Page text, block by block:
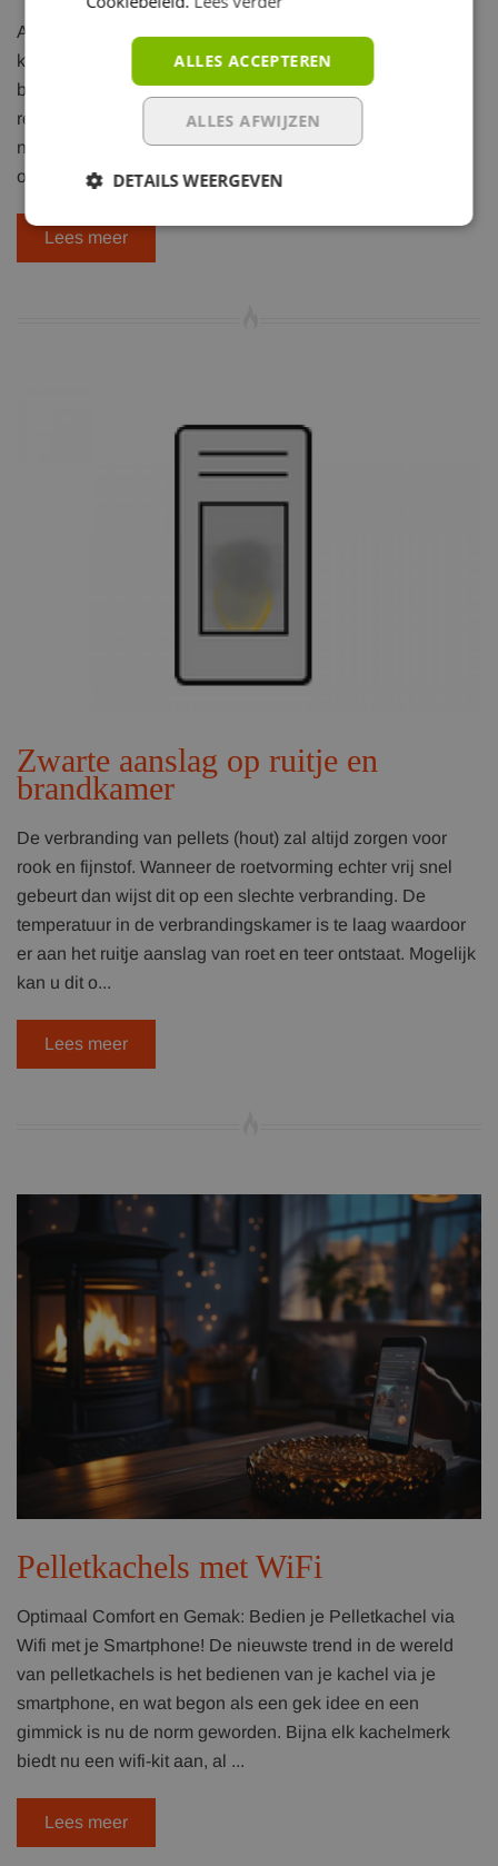
Af en toe krijgen we een bezorgde klant aan de lijn die
klaagt over hevige rookontwikkeling tijdens de eerste
branduren van een gloednieuwe kachel. Vertoont de
recente aanwinst nu al gebreken of is de rookgasafvoer
niet juist geplaatst?. Gelukkig is de oorzaak heel wat
onschuldiger. Bij een ni...
Lees meer
Zwarte aanslag op ruitje en
brandkamer
De verbranding van pellets (hout) zal altijd zorgen voor
rook en fijnstof. Wanneer de roetvorming echter vrij snel
gebeurt dan wijst dit op een slechte verbranding. De
temperatuur in de verbrandingskamer is te laag waardoor
er aan het ruitje aanslag van roet en teer ontstaat. Mogelijk
kan u dit o...
Lees meer
Pelletkachels met WiFi
Optimaal Comfort en Gemak: Bedien je Pelletkachel via
Wifi met je Smartphone! De nieuwste trend in de wereld
van pelletkachels is het bedienen van je kachel via je
smartphone, en wat begon als een gek idee en een
gimmick is nu de norm geworden. Bijna elk kachelmerk
biedt nu een wifi-kit aan, al ...
Lees meer
ALLES ACCEPTEREN
ALLES AFWIJZEN
DETAILS WEERGEVEN